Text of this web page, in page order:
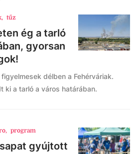
, tűz
ég a tarló
gyorsan
délben a Fehérváriak.
ki a tarló a város határában.
, program
gyújtott